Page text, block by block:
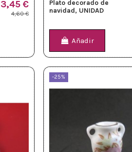
3,45 €
4,60 €
Plato decorado de
navidad, UNIDAD
Añadir
-25%